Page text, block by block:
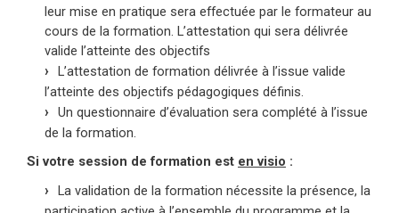
leur mise en pratique sera effectuée par le formateur au
cours de la formation. L’attestation qui sera délivrée
valide l’atteinte des objectifs
L’attestation de formation délivrée à l’issue valide
l’atteinte des objectifs pédagogiques définis.
Un questionnaire d’évaluation sera complété à l’issue
de la formation.
Si votre session de formation est en visio :
La validation de la formation nécessite la présence, la